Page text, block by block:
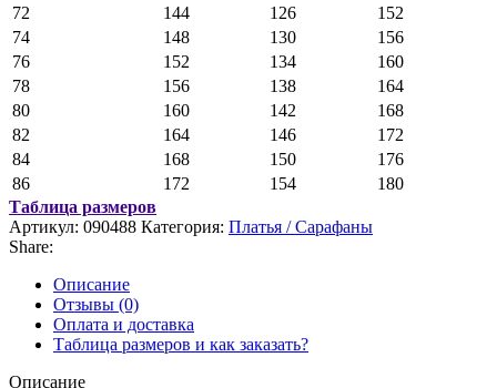
72
144 126
152
74
148 130
156
76
152 134
160
78
156 138
164
80
160 142
168
82
164 146
172
84
168 150
176
86
172 154
180
Таблица размеров
Артикул: 090488 Категория: Платья / Сарафаны
Share:
Описание
Отзывы (0)
Оплата и доставка
Таблица размеров и как заказать?
Описание